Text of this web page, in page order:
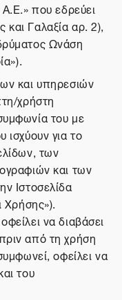
που εδρεύει
Γαλαξία αρ. 2),
Ωνάση
και υπηρεσιών
χρήστη
του με
για το
των
και των
Ιστοσελίδα
Χρήσης»).
να διαβάσει
από τη χρήση
οφείλει να
του